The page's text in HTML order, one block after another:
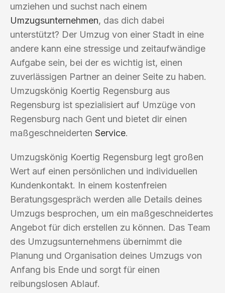
umziehen und suchst nach einem
Umzugsunternehmen, das dich dabei
unterstützt? Der Umzug von einer Stadt in eine
andere kann eine stressige und zeitaufwändige
Aufgabe sein, bei der es wichtig ist, einen
zuverlässigen Partner an deiner Seite zu haben.
Umzugskönig Koertig Regensburg aus
Regensburg ist spezialisiert auf Umzüge von
Regensburg nach Gent und bietet dir einen
maßgeschneiderten Service.
Umzugskönig Koertig Regensburg legt großen
Wert auf einen persönlichen und individuellen
Kundenkontakt. In einem kostenfreien
Beratungsgespräch werden alle Details deines
Umzugs besprochen, um ein maßgeschneidertes
Angebot für dich erstellen zu können. Das Team
des Umzugsunternehmens übernimmt die
Planung und Organisation deines Umzugs von
Anfang bis Ende und sorgt für einen
reibungslosen Ablauf.